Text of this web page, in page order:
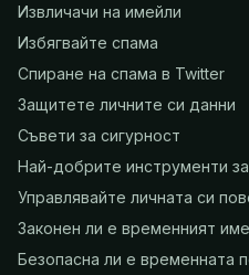
Извличачи на имейли
Избягвайте спама
Спиране на спама в Twitter
Защитете личните си данни
Съвети за сигурност
Най-добрите инструменти
Управлявайте личната си
Законен ли е временният
Безопасна ли е временната